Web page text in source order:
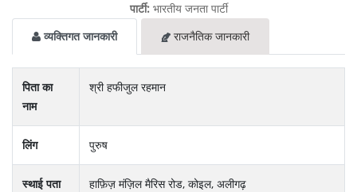
पार्टी:भारतीय जनता पार्टी
व्यक्तिगत जानकारी
राजनैतिक जानकारी
पिता का
नाम
श्री हफीजुल रहमान
लिंग पुरुष
स्थाई पता हाफ़िज़ मंज़िल मैरिस रोड, कोइल, अलीगढ़